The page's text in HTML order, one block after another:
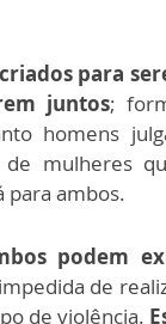
para
juntos;
homens
mulheres
para ambos.
podem
de
de violência.